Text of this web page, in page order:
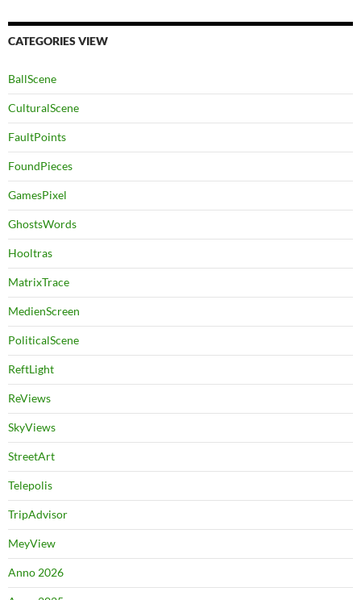
CATEGORIES VIEW
BallScene
CulturalScene
FaultPoints
FoundPieces
GamesPixel
GhostsWords
Hooltras
MatrixTrace
MedienScreen
PoliticalScene
ReftLight
ReViews
SkyViews
StreetArt
Telepolis
TripAdvisor
MeyView
Anno 2026